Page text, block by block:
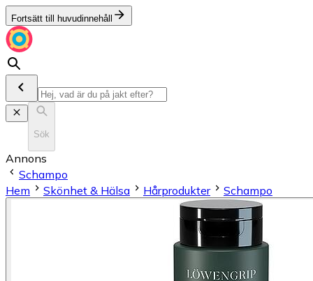
Fortsätt till huvudinnehåll
Sök
Annons
Schampo
Hem
Skönhet & Hälsa Hårprodukter Schampo